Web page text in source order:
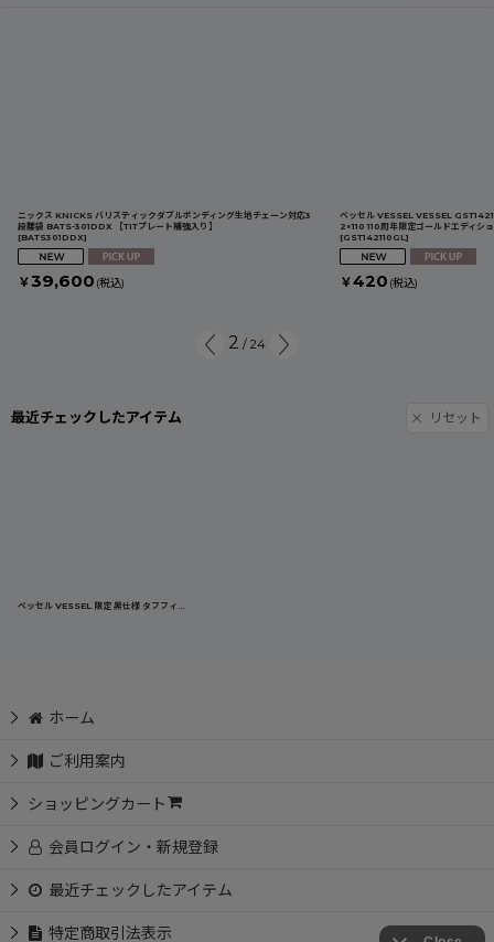
ニックス KNICKS バリスティックダブルボンディング生地チェーン対応3
段腰袋 BATS-301DDX 【TITプレート補強入り】
[BATS301DDX]
￥39,600 (税込)
ベッセル VESSEL VESSEL
2×110 110周年限定ゴールドエディシ
[GST142110GL]
￥420 (税込)
2 / 24
最近チェックしたアイテム リセット
ベッセル VESSEL 限定 黒仕様 タフフィットバケツS TBK-200BK
ホーム
ご利用案内
ショッピングカート
会員ログイン・新規登録
最近チェックしたアイテム
特定商取引法表示